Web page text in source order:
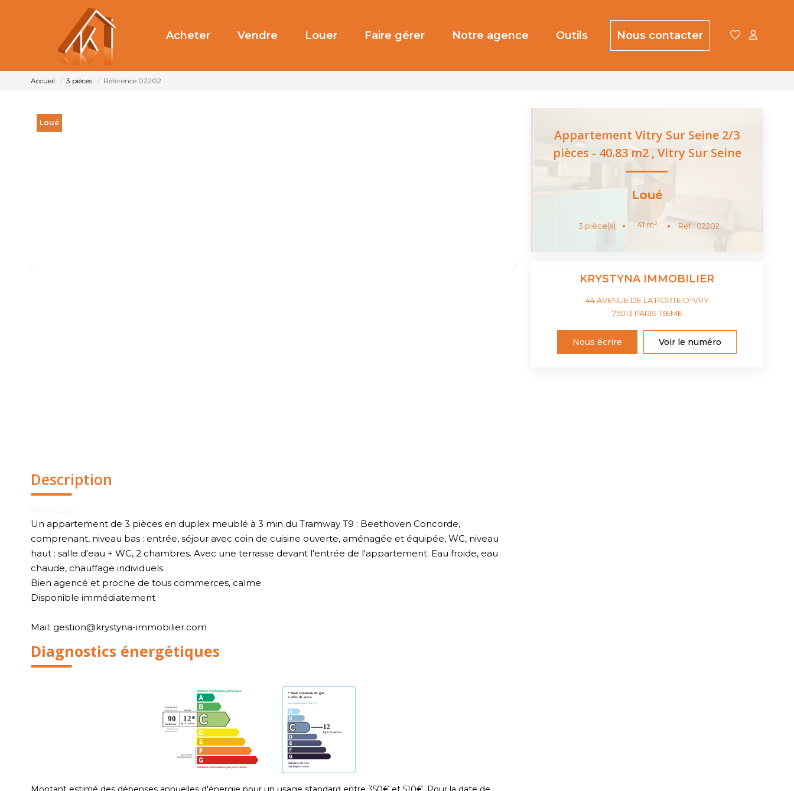
Acheter Vendre Louer Faire gérer Notre agence Outils Nous contacter
Accueil 3 pièces Référence 02202
Loué
Description
Un appartement de 3 pièces en duplex meublé à 3 min du Tramway T9 : Beethoven Concorde,
comprenant, niveau bas : entrée, séjour avec coin de cuisine ouverte, aménagée et équipée, WC, niveau
haut : salle d'eau + WC, 2 chambres. Avec une terrasse devant l'entrée de l'appartement. Eau froide, eau
chaude, chauffage individuels.
Bien agencé et proche de tous commerces, calme
Disponible immédiatement
Mail: gestion@krystyna-immobilier.com
Diagnostics énergétiques
Appartement Vitry Sur Seine 2/3
pièces - 40.83 m2 , Vitry Sur Seine
Loué
3 pièce(s) 41 m² Réf : 02202
KRYSTYNA IMMOBILIER
44 AVENUE DE LA PORTE D'IVRY
75013 PARIS 13EME
Nous écrire Voir le numéro